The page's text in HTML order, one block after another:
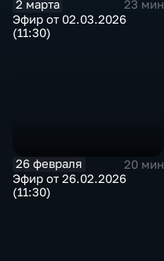
2 марта
23 мин
Эфир от 02.03.2026
(11:30)
26 февраля
20 мин
Эфир от 26.02.2026
(11:30)